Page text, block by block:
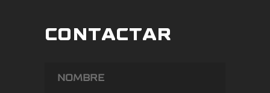
CONTACTAR